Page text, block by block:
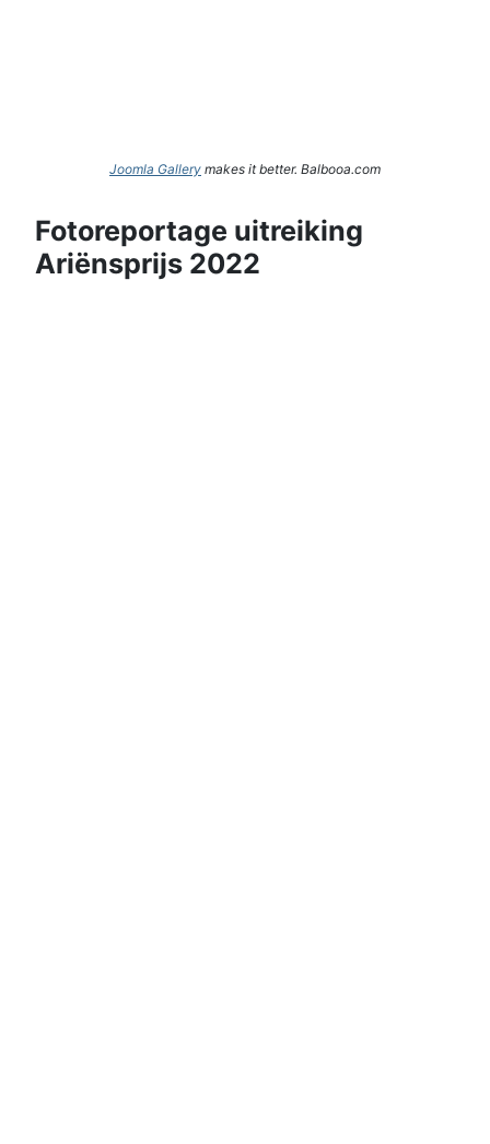
Joomla Gallery makes it better. Balbooa.com
Fotoreportage uitreiking
Ariënsprijs 2022